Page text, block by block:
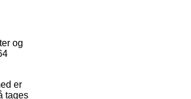
og
er
tages